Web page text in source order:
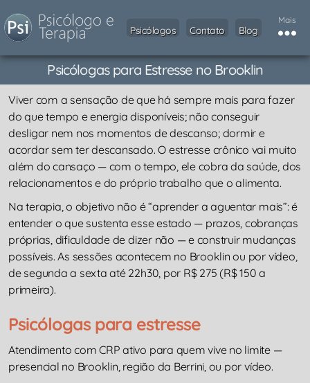
Psicólogos Contato Blog
Mais
Psicólogas para Estresse no Brooklin
Viver com a sensação de que há sempre mais para fazer
do que tempo e energia disponíveis; não conseguir
desligar nem nos momentos de descanso; dormir e
acordar sem ter descansado. O estresse crônico vai muito
além do cansaço — com o tempo, ele cobra da saúde, dos
relacionamentos e do próprio trabalho que o alimenta.
Na terapia, o objetivo não é “aprender a aguentar mais”: é
entender o que sustenta esse estado — prazos, cobranças
próprias, dificuldade de dizer não — e construir mudanças
possíveis. As sessões acontecem no Brooklin ou por vídeo,
de segunda a sexta até 22h30, por R$ 275 (R$ 150 a
primeira).
Psicólogas para estresse
Atendimento com CRP ativo para quem vive no limite —
presencial no Brooklin, região da Berrini, ou por vídeo.